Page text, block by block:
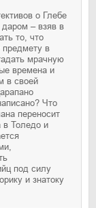
о Глебе
– взяв в
то, что
предмету в
мрачную
времена и
в своей
Что
переносит
в Толедо и
под силу
и знатоку